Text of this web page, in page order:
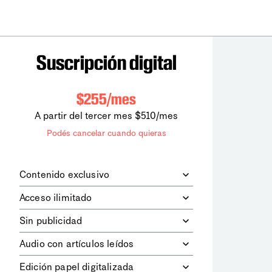
Suscripción digital
$255/mes
A partir del tercer mes $510/mes
Podés cancelar cuando quieras
Contenido exclusivo
digitales dela diaria
los contenidos de Le Monde
diplomatique.
Acceso ilimitado
contenidos.
Sin publicidad
publicitarios.
Audio con artículos leídos
Edición papel digitalizada